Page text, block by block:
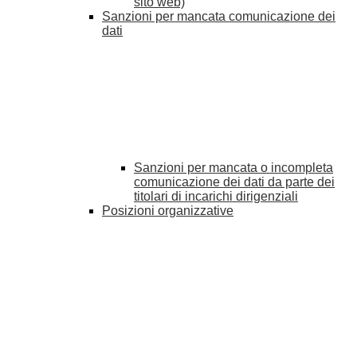
Sanzioni per mancata comunicazione dei
dati
Sanzioni per mancata o incompleta
comunicazione dei dati da parte dei
titolari di incarichi dirigenziali
Posizioni organizzative